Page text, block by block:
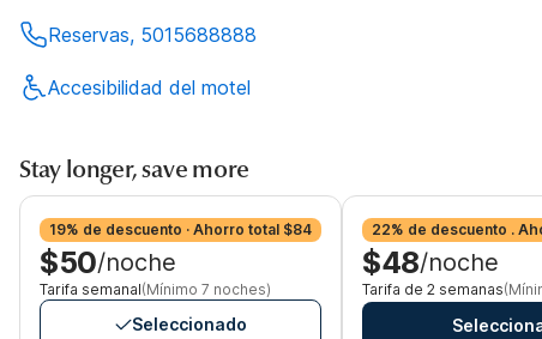
Reservas, 5015688888
Accesibilidad del motel
Stay longer, save more
19% de descuento · Ahorro total $84
$50/noche
Tarifa semanal(Mínimo 7 noches)
Seleccionado
22% de descuento .
$48/noche
Tarifa de 2 semanas